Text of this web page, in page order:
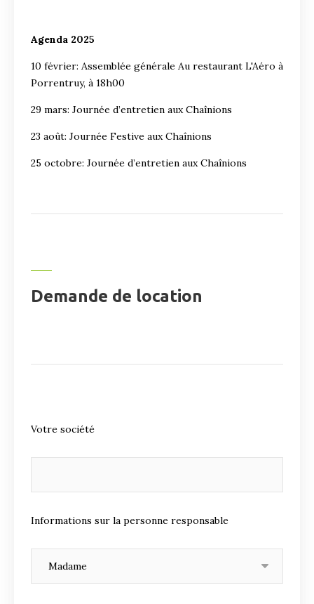
Agenda 2025
10 février: Assemblée générale Au restaurant L'Aéro à
Porrentruy, à 18h00
29 mars: Journée d’entretien aux Chaînions
23 août: Journée Festive aux Chaînions
25 octobre: Journée d’entretien aux Chaînions
Demande de location
Votre société
Informations sur la personne responsable